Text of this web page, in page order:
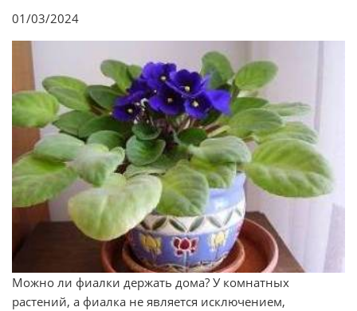
01/03/2024
Можно ли фиалки держать дома? У комнатных
растений, а фиалка не является исключением,